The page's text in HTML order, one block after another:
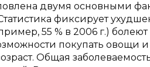
двумя основными
фиксирует
55 % в 2006 г.)
покупать овощи
Общая